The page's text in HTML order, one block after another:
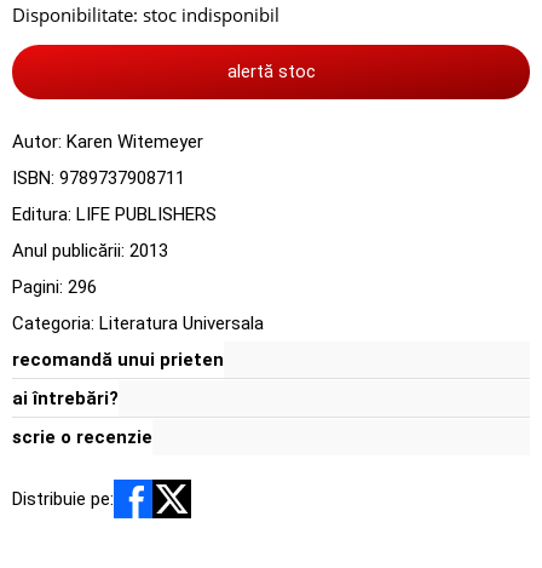
Disponibilitate: stoc indisponibil
alertă stoc
Autor: Karen Witemeyer
ISBN: 9789737908711
Editura: LIFE PUBLISHERS
Anul publicării: 2013
Pagini: 296
Categoria: Literatura Universala
recomandă unui prieten
ai întrebări?
scrie o recenzie
Distribuie pe: